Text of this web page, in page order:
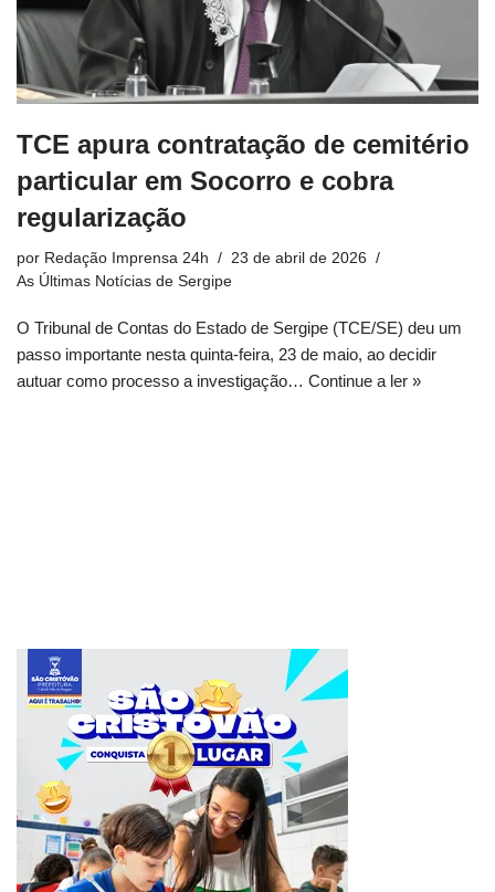
TCE apura contratação de cemitério
particular em Socorro e cobra
regularização
por Redação Imprensa 24h
23 de abril de 2026
As Últimas Notícias de Sergipe
O Tribunal de Contas do Estado de Sergipe (TCE/SE) deu um
passo importante nesta quinta-feira, 23 de maio, ao decidir
autuar como processo a investigação… Continue a ler »